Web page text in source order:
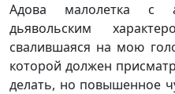
Адова малолетка с
дьявольским
свалившаяся на мою
которой должен
делать, но повышенное